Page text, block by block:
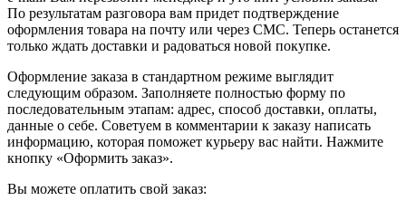
По результатам разговора вам придет подтверждение
оформления товара на почту или через СМС. Теперь останется
только ждать доставки и радоваться новой покупке.
Оформление заказа в стандартном режиме выглядит
следующим образом. Заполняете полностью форму по
последовательным этапам: адрес, способ доставки, оплаты,
данные о себе. Советуем в комментарии к заказу написать
информацию, которая поможет курьеру вас найти. Нажмите
кнопку «Оформить заказ».
Вы можете оплатить свой заказ: